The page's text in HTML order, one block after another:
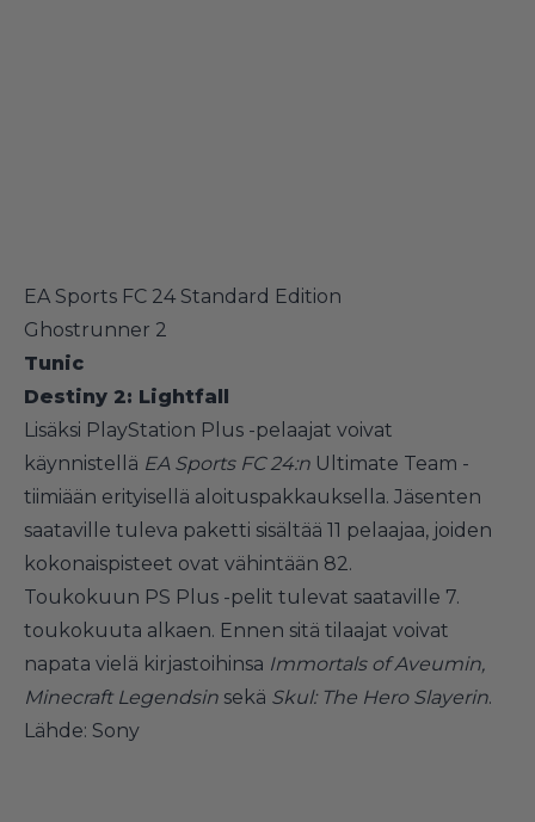
EA Sports FC 24 Standard Edition
Ghostrunner 2
Tunic
Destiny 2: Lightfall
Lisäksi PlayStation Plus -pelaajat voivat
käynnistellä EA Sports FC 24:n Ultimate Team -
tiimiään erityisellä aloituspakkauksella. Jäsenten
saataville tuleva paketti sisältää 11 pelaajaa, joiden
kokonaispisteet ovat vähintään 82.
Toukokuun PS Plus -pelit tulevat saataville 7.
toukokuuta alkaen. Ennen sitä tilaajat voivat
napata vielä kirjastoihinsa Immortals of Aveumin,
Minecraft Legendsin sekä Skul: The Hero Slayerin.
Lähde: Sony